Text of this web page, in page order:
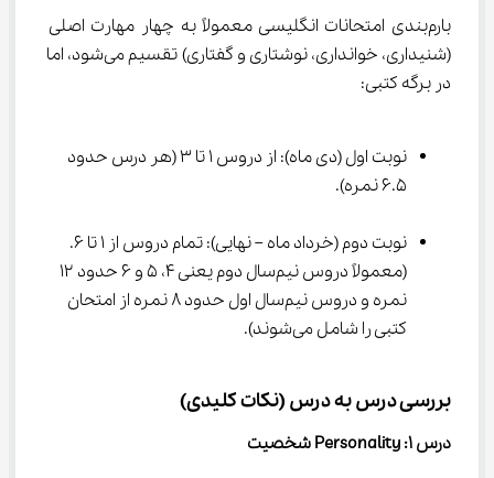
بارم‌بندی امتحانات انگلیسی معمولاً به چهار مهارت اصلی
(شنیداری، خوانداری، نوشتاری و گفتاری) تقسیم می‌شود، اما
در برگه کتبی:
نوبت اول (دی ماه): از دروس ۱ تا ۳ (هر درس حدود
۶.۵ نمره).
نوبت دوم (خرداد ماه – نهایی): تمام دروس از ۱ تا ۶.
نمره و دروس نیم‌سال اول حدود ۸ نمره از امتحان
کتبی را شامل می‌شوند).
بررسی درس به درس (نکات کلیدی)
درس ۱: Personality شخصیت